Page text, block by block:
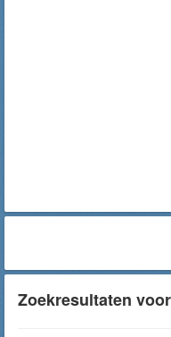
Zoekresultaten